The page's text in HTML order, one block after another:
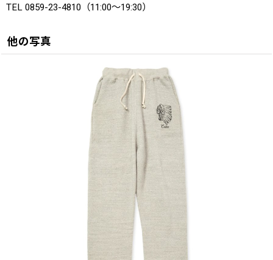
TEL 0859-23-4810（11:00〜19:30）
他の写真